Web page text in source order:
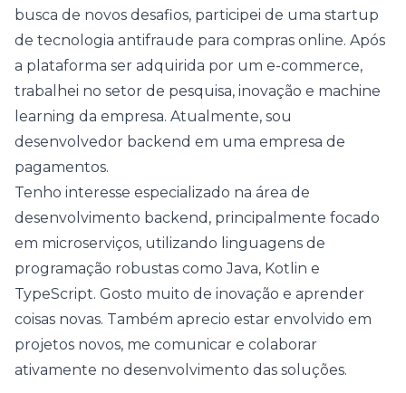
busca de novos desafios, participei de uma startup
de tecnologia antifraude para compras online. Após
a plataforma ser adquirida por um e-commerce,
trabalhei no setor de pesquisa, inovação e machine
learning da empresa. Atualmente, sou
desenvolvedor backend em uma empresa de
pagamentos.
Tenho interesse especializado na área de
desenvolvimento backend, principalmente focado
em microserviços, utilizando linguagens de
programação robustas como Java, Kotlin e
TypeScript. Gosto muito de inovação e aprender
coisas novas. Também aprecio estar envolvido em
projetos novos, me comunicar e colaborar
ativamente no desenvolvimento das soluções.